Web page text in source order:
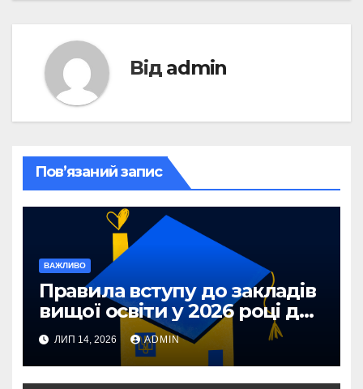
Від admin
Пов’язаний запис
ВАЖЛИВО
Правила вступу до закладів
вищої освіти у 2026 році для
абітурієнтів з ТОТ та
прифронтових територій
ЛИП 14, 2026 ADMIN